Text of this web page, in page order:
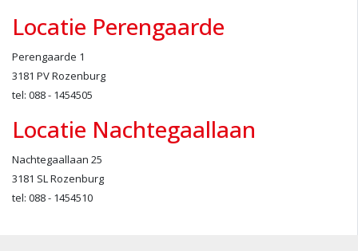
Locatie Perengaarde
Perengaarde 1
3181 PV Rozenburg
tel: 088 - 1454505
Locatie Nachtegaallaan
Nachtegaallaan 25
3181 SL Rozenburg
tel: 088 - 1454510